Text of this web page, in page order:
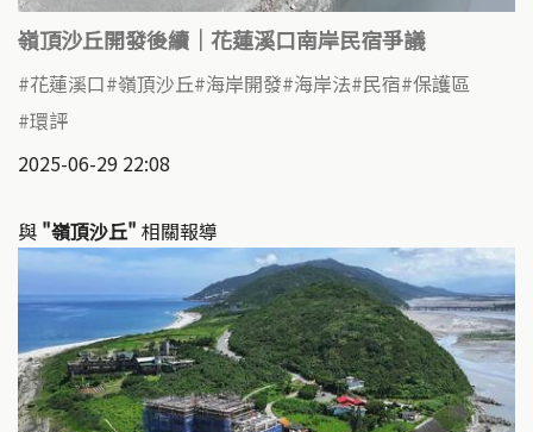
嶺頂沙丘開發後續｜花蓮溪口南岸民宿爭議
花蓮溪口 嶺頂沙丘 海岸開發 海岸法 民宿 保護區
環評
2025-06-29 22:08
與 "嶺頂沙丘" 相關報導